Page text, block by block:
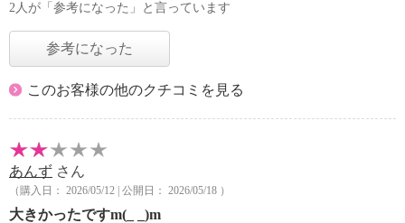
2人が「参考になった」と言っています
参考になった
このお客様の他のクチコミを見る
あんず さん
（購入日： 2026/05/12 | 公開日： 2026/05/18 ）
大きかったですm(_ _)m